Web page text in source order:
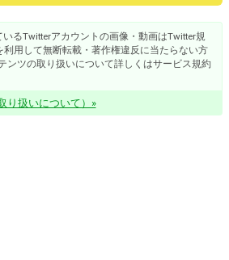
るTwitterアカウントの画像・動画はTwitter規
利用して無断転載・著作権違反に当たらない方
ンツの取り扱いについて詳しくはサービス規約
り扱いについて）»